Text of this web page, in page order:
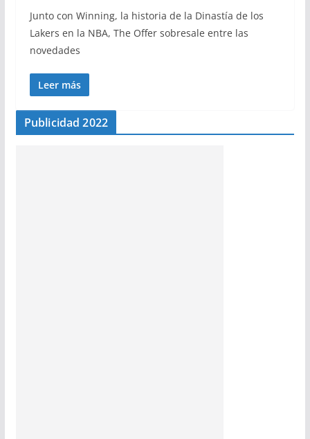
Junto con Winning, la historia de la Dinastía de los
Lakers en la NBA, The Offer sobresale entre las
novedades
Leer más
Publicidad 2022